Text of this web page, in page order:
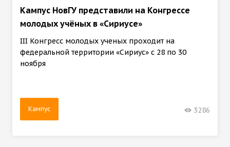
Кампус НовГУ представили на Конгрессе
молодых учёных в «Сириусе»
III Конгресс молодых ученых проходит на
федеральной территории «Сириус» с 28 по 30
ноября
Кампус 3286